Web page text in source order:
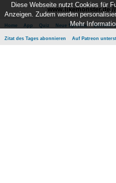
www.likemonster.de
Home App Quiz Neue Sprüche Beliebte
Zitat des Tages abonnieren Auf Patreon
Diese Webseite nutzt Cookies für
Anzeigen. Zudem werden
Mehr